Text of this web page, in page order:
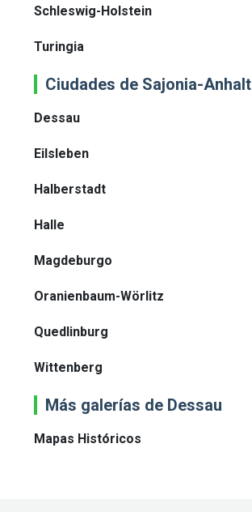
Schleswig-Holstein
Turingia
Ciudades de Sajonia-Anhalt
Dessau
Eilsleben
Halberstadt
Halle
Magdeburgo
Oranienbaum-Wörlitz
Quedlinburg
Wittenberg
Más galerías de Dessau
Mapas Históricos